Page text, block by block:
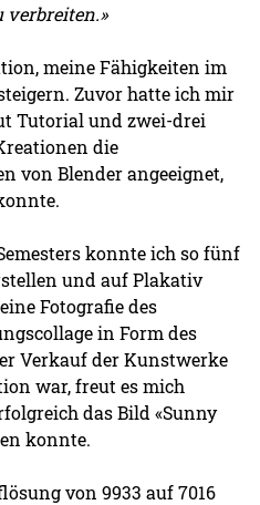
verbreiten.»
meine Fähigkeiten im
Zuvor hatte ich mir
Tutorial und zwei-drei
die
von Blender angeeignet,
konnte ich so fünf
und auf Plakativ
Fotografie des
in Form des
Verkauf der Kunstwerke
war, freut es mich
das Bild «Sunny
konnte.
von 9933 auf 7016